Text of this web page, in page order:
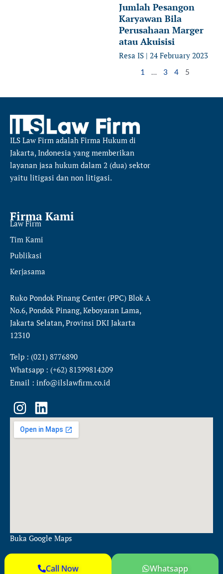
Jumlah Pesangon
Karyawan Bila
Perusahaan Marger
atau Akuisisi
Resa IS 24 February 2023
1 3 4 5
ILS Law Firm adalah Firma Hukum di
Jakarta, Indonesia yang memberikan
layanan jasa hukum dalam 2 (dua) sektor
yaitu litigasi dan non litigasi.
Firma Kami
Law Firm
Tim Kami
Publikasi
Kerjasama
Ruko Pondok Pinang Center (PPC) Blok A
No.6, Pondok Pinang, Keboyaran Lama,
Jakarta Selatan, Provinsi DKI Jakarta
12310
Telp : (021) 8776890
Whatsapp : (+62) 81399814209
Email : info@ilslawfirm.co.id
I
n
s
L
i
n
Buka Google Maps
Call Now Whatsapp